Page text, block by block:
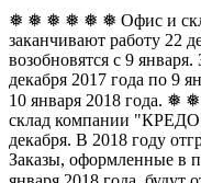
❅ ❅ ❅ ❅ ❅ ❅ Офис и
заканчивают работу 22
возобновятся с 9
декабря 2017 года по 9
10 января 2018 года.
склад компании "КРЕДО"
декабря. В 2018 году
Заказы, оформленные в